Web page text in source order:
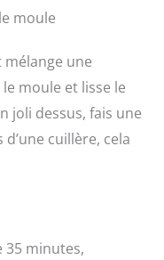
moule
une
moule et lisse le
joli dessus, fais une
cuillère, cela
35 minutes,